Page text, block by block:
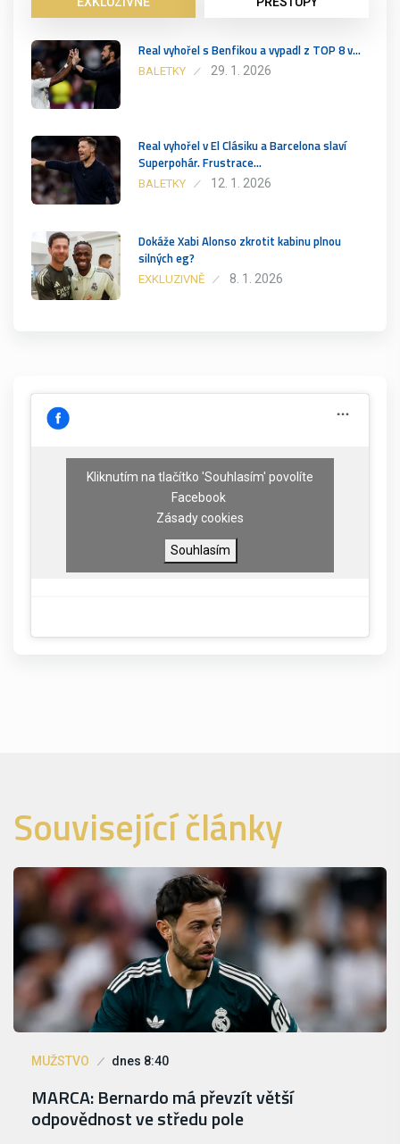
Real vyhořel s Benfikou a vypadl z TOP 8 v…
BALETKY 29. 1. 2026
Real vyhořel v El Clásiku a Barcelona slaví
Superpohár. Frustrace…
BALETKY 12. 1. 2026
Dokáže Xabi Alonso zkrotit kabinu plnou
silných eg?
EXKLUZIVNĚ 8. 1. 2026
Kliknutím na tlačítko 'Souhlasím' povolíte
Facebook
Zásady cookies
Souhlasím
Související články
MUŽSTVO dnes 8:40
MARCA: Bernardo má převzít větší
odpovědnost ve středu pole